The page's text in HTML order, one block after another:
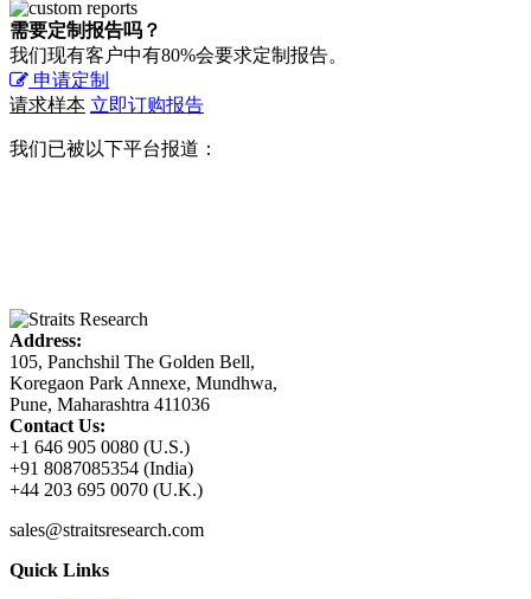
需要定制报告吗？
我们现有客户中有80%会要求定制报告。
申请定制
请求样本 立即订购报告
我们已被以下平台报道：
Address:
105, Panchshil The Golden Bell,
Koregaon Park Annexe, Mundhwa,
Pune, Maharashtra 411036
Contact Us:
+1 646 905 0080 (U.S.)
+91 8087085354 (India)
+44 203 695 0070 (U.K.)
sales@straitsresearch.com
Quick Links